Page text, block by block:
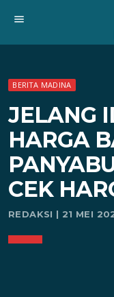
menu
BERITA MADINA
JELANG
HARGA
CEK
REDAKSI | 21 MEI